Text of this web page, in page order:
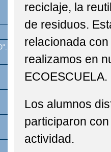
reciclaje, la
de residuos.
relacionada
realizamos en
ECOESCUELA.
Los alumnos
participaron
actividad.